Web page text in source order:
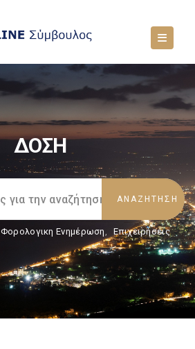
ΔΟΣΗ
Φορολογικη Ενημέρωση, Επιχειρήσεις